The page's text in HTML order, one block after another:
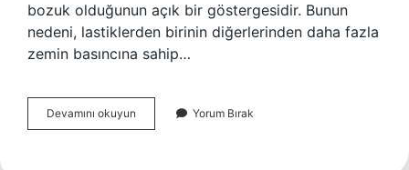
bozuk olduğunun açık bir göstergesidir. Bunun
nedeni, lastiklerden birinin diğerlerinden daha fazla
zemin basıncına sahip…
Devamını okuyun
Ayarı
Yorum Bırak